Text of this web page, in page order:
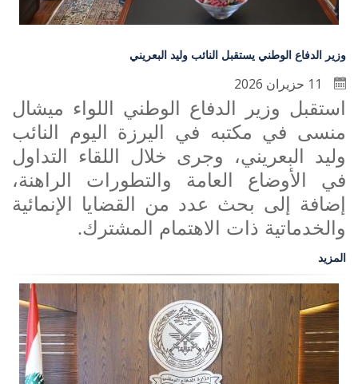
وزير الدفاع الوطني يستقبل النائب وليد البعريني
استقبل وزير الدفاع الوطني اللواء ميشال
منسى في مكتبه في اليرزة اليوم النائب
وليد البعريني، وجرى خلال اللقاء التداول
في الأوضاع العامة والتطورات الراهنة،
إضافة إلى بحث عدد من القضايا الإنمائية
والخدماتية ذات الاهتمام المشترك.
المزيد